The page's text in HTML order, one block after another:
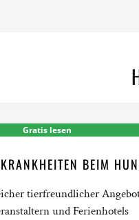
Gratis lesen
BEIM
tierfreundlicher
und Ferienhotels